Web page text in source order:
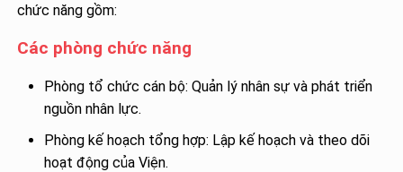
chức năng gồm:
Các phòng chức năng
Phòng tổ chức cán bộ: Quản lý nhân sự và phát triển
nguồn nhân lực.
Phòng kế hoạch tổng hợp: Lập kế hoạch và theo dõi
hoạt động của Viện.